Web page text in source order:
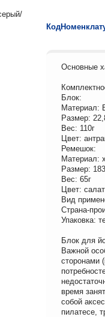
Основные
Блок:
Материал:
Размер:
Вес: 110г
Цвет:
Ремешок:
Материал:
Размер:
Вес: 65г
Цвет:
Вид
Страна-
Упаковка:
Блок для
Важной
сторонами
время
собой
пилатесе,